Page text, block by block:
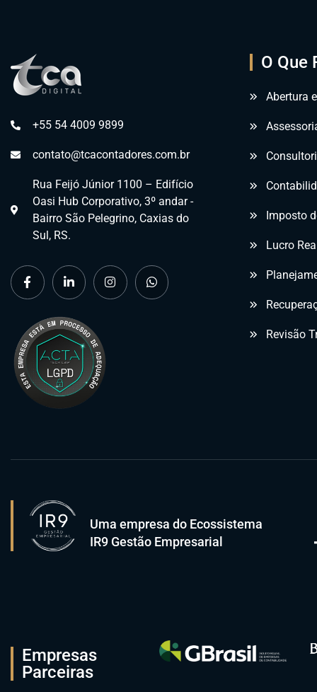
+55 54 4009 9899
contato@tcacontadores.com.br
Rua Feijó Júnior 1100 – Edifício
Oasi Hub Corporativo, 3º andar -
Bairro São Pelegrino, Caxias do
Sul, RS.
O Que
Abertura
Imposto
Lucro
Revisão
Uma empresa do Ecossistema
IR9 Gestão Empresarial
Empresas
Parceiras